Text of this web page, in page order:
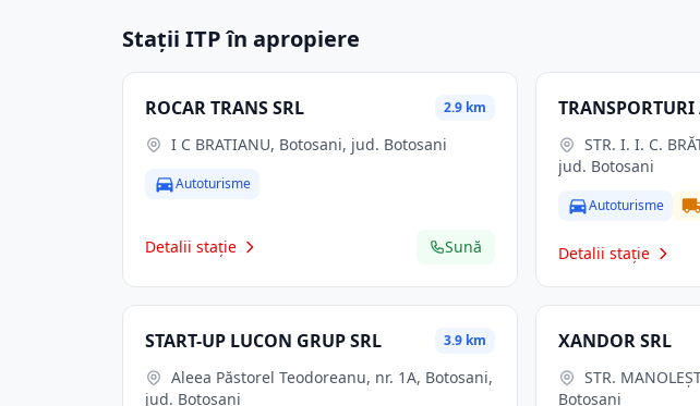
Stații ITP în apropiere
ROCAR TRANS SRL 2.9 km
I C BRATIANU, Botosani, jud. Botosani
Autoturisme
Detalii stație Sună
TRANSPORTURI
jud. Botosani
Autoturisme
Detalii stație
START-UP LUCON GRUP SRL 3.9 km
jud. Botosani
XANDOR SRL
Botosani